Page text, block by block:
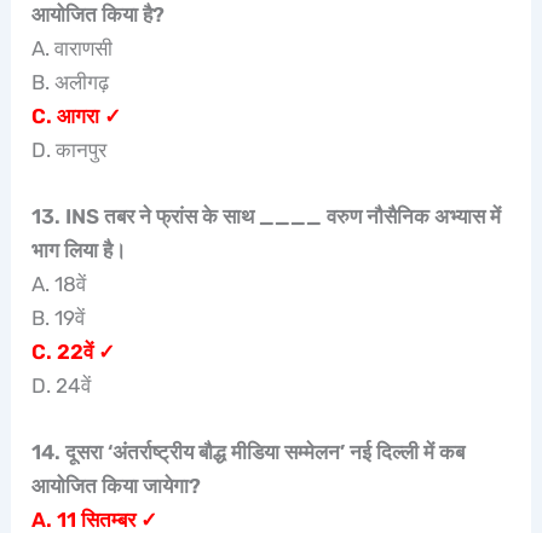
आयोजित किया है?
A. वाराणसी
B. अलीगढ़
C. आगरा ✓
D. कानपुर
13. INS तबर ने फ्रांस के साथ ____ वरुण नौसैनिक अभ्यास में
भाग लिया है।
A. 18वें
B. 19वें
C. 22वें ✓
D. 24वें
14. दूसरा ‘अंतर्राष्ट्रीय बौद्ध मीडिया सम्मेलन’ नई दिल्ली में कब
आयोजित किया जायेगा?
A. 11 सितम्बर ✓